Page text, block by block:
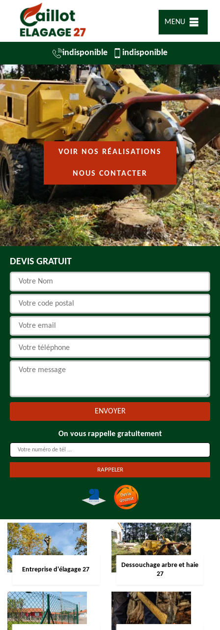
MENU
indisponible indisponible
VOIR NOS RÉALISATIONS
NOUS CONTACTER
DEVIS GRATUIT
On vous rappelle gratuitement
Entreprise d'élagage 27
Dessouchage arbre et haie
27